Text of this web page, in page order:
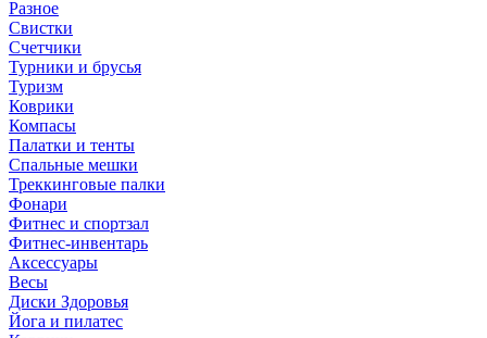
Разное
Свистки
Счетчики
Турники и брусья
Туризм
Коврики
Компасы
Палатки и тенты
Спальные мешки
Треккинговые палки
Фонари
Фитнес и спортзал
Фитнес-инвентарь
Аксессуары
Весы
Диски Здоровья
Йога и пилатес